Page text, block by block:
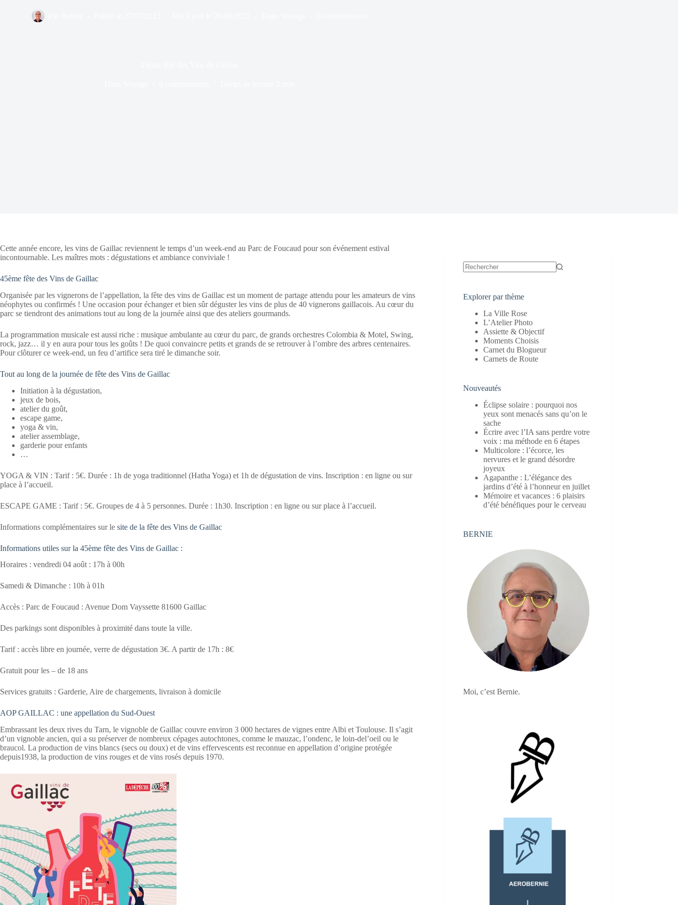
Cette année encore, les vins de Gaillac reviennent le temps d’un week-end au Parc de Foucaud pour son événement estival
incontournable. Les maîtres mots : dégustations et ambiance conviviale !
45ème fête des Vins de Gaillac
Organisée par les vignerons de l’appellation, la fête des vins de Gaillac est un moment de partage attendu pour les amateurs de vins
néophytes ou confirmés ! Une occasion pour échanger et bien sûr déguster les vins de plus de 40 vignerons gaillacois. Au cœur du
parc se tiendront des animations tout au long de la journée ainsi que des ateliers gourmands.
La programmation musicale est aussi riche : musique ambulante au cœur du parc, de grands orchestres Colombia & Motel, Swing,
rock, jazz… il y en aura pour tous les goûts ! De quoi convaincre petits et grands de se retrouver à l’ombre des arbres centenaires.
Pour clôturer ce week-end, un feu d’artifice sera tiré le dimanche soir.
Tout au long de la journée de fête des Vins de Gaillac
Initiation à la dégustation,
jeux de bois,
atelier du goût,
escape game,
yoga & vin,
atelier assemblage,
garderie pour enfants
…
YOGA & VIN : Tarif : 5€. Durée : 1h de yoga traditionnel (Hatha Yoga) et 1h de dégustation de vins. Inscription : en ligne ou sur
place à l’accueil.
ESCAPE GAME : Tarif : 5€. Groupes de 4 à 5 personnes. Durée : 1h30. Inscription : en ligne ou sur place à l’accueil.
Informations complémentaires sur le site de la fête des Vins de Gaillac
Informations utiles sur la 45ème fête des Vins de Gaillac :
Horaires : vendredi 04 août : 17h à 00h
Samedi & Dimanche : 10h à 01h
Accès : Parc de Foucaud : Avenue Dom Vayssette 81600 Gaillac
Des parkings sont disponibles à proximité dans toute la ville.
Tarif : accès libre en journée, verre de dégustation 3€. A partir de 17h : 8€
Gratuit pour les – de 18 ans
Services gratuits : Garderie, Aire de chargements, livraison à domicile
AOP GAILLAC : une appellation du Sud-Ouest
Embrassant les deux rives du Tarn, le vignoble de Gaillac couvre environ 3 000 hectares de vignes entre Albi et Toulouse. Il s’agit
d’un vignoble ancien, qui a su préserver de nombreux cépages autochtones, comme le mauzac, l’ondenc, le loin-del’oeil ou le
braucol. La production de vins blancs (secs ou doux) et de vins effervescents est reconnue en appellation d’origine protégée
depuis1938, la production de vins rouges et de vins rosés depuis 1970.
Explorer par thème
La Ville Rose
L’Atelier Photo
Assiette & Objectif
Moments Choisis
Carnet du Blogueur
Carnets de Route
Nouveautés
Éclipse solaire : pourquoi nos
yeux sont menacés sans qu’on le
sache
Écrire avec l’IA sans perdre votre
voix : ma méthode en 6 étapes
Multicolore : l’écorce, les
nervures et le grand désordre
joyeux
Agapanthe : L’élégance des
jardins d’été à l’honneur en juillet
Mémoire et vacances : 6 plaisirs
d’été bénéfiques pour le cerveau
BERNIE
Moi, c’est Bernie.